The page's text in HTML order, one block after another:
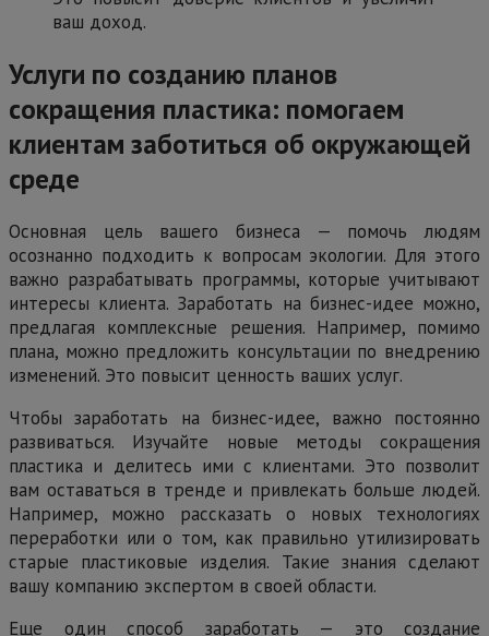
ваш доход.
Услуги по созданию планов
сокращения пластика: помогаем
клиентам заботиться об окружающей
среде
Основная цель вашего бизнеса — помочь людям
осознанно подходить к вопросам экологии. Для этого
важно разрабатывать программы, которые учитывают
интересы клиента. Заработать на бизнес-идее можно,
предлагая комплексные решения. Например, помимо
плана, можно предложить консультации по внедрению
изменений. Это повысит ценность ваших услуг.
Чтобы заработать на бизнес-идее, важно постоянно
развиваться. Изучайте новые методы сокращения
пластика и делитесь ими с клиентами. Это позволит
вам оставаться в тренде и привлекать больше людей.
Например, можно рассказать о новых технологиях
переработки или о том, как правильно утилизировать
старые пластиковые изделия. Такие знания сделают
вашу компанию экспертом в своей области.
Еще один способ заработать — это создание